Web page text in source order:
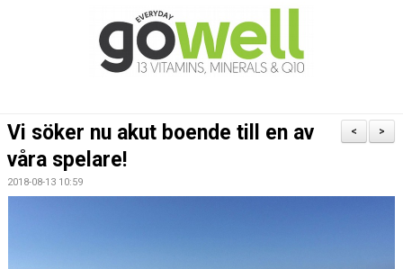
KALENDER
MEDLEMSKAP
>
<
Vi söker nu akut boende till en av
våra spelare!
2018-08-13 10:59